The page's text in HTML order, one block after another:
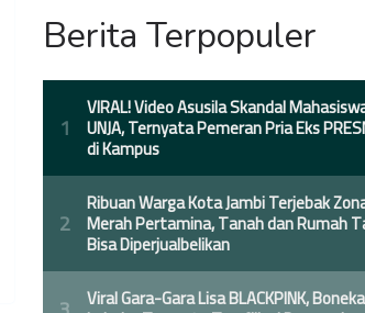
Berita Terpopuler